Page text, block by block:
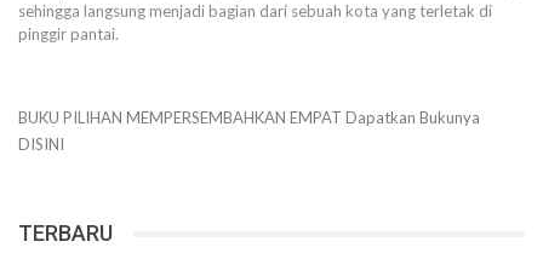
sehingga langsung menjadi bagian dari sebuah kota yang terletak di
pinggir pantai.
BUKU PILIHAN MEMPERSEMBAHKAN EMPAT Dapatkan Bukunya
DISINI
TERBARU